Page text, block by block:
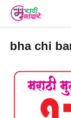
content
bha chi